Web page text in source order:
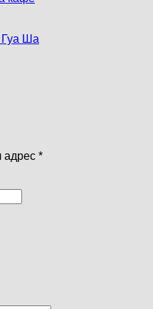
Ша
адрес *Задължително